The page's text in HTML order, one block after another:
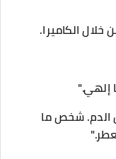
الكاميرا.
إلهي."
الدم. شخص ما